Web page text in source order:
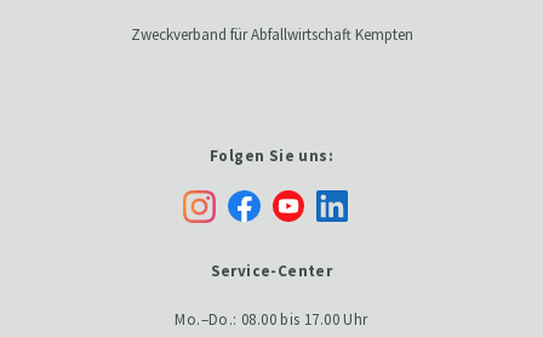
Zweckverband für Abfallwirtschaft Kempten
Folgen Sie uns:
Service-Center
Mo.–Do.: 08.00 bis 17.00 Uhr